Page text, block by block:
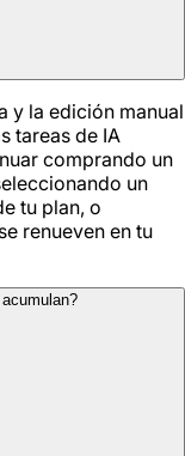
y la edición manual
tareas de IA
comprando un
un
tu plan, o
renueven en tu